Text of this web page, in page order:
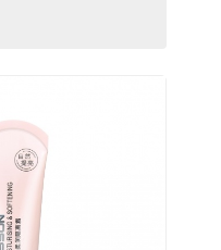
Tiếng việt
中文